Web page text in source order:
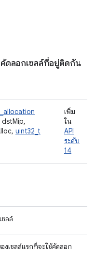
ดลอกเซลล์ที่อยู่ติดกัน
dstMip,
uint32_t
เพิ่ม
ใน
API
ระดับ
14
ซลล์
งเซลล์แรกที่จะใช้คัดลอก